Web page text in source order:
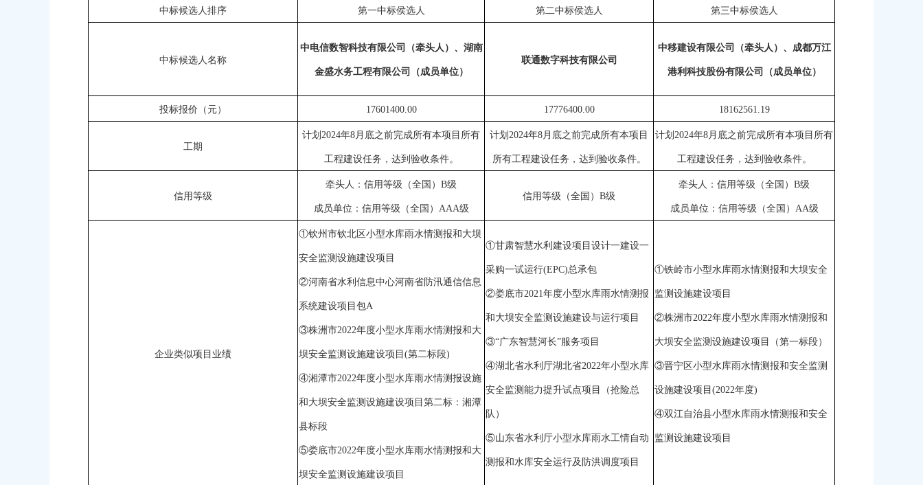
中标候选人排序 第一中标侯选人 第二中标侯选人 第三中标侯选人
中标候选人名称
中电信数智科技有限公司（牵头人）、湖南
金盛水务工程有限公司（成员单位）
联通数字科技有限公司
中移建设有限公司（牵头人）、成都万江
港利科技股份有限公司（成员单位）
投标报价（元） 17601400.00 17776400.00 18162561.19
工期
计划 2024年8月底之前完成所有本项目所有
工程建设任务，达到验收条件。
计划 2024年8月底之前完成所有本项目
所有工程建设任务，达到验收条件。
计划 2024年8月底之前完成所有本项目所有
工程建设任务，达到验收条件。
信用等级
牵头人：信用等级（全国） B级
成员单位：信用等级（全国） AAA级
信用等级（全国） B级
牵头人：信用等级（全国） B级
成员单位：信用等级（全国） AA级
企业类似项目业绩
①钦州市钦北区小型水库雨水情测报和大坝
安全监测设施建设项目
②河南省水利信息中心河南省防汛通信信息
系统建设项目包A
③株洲市2022年度小型水库雨水情测报和大
坝安全监测设施建设项目(第二标段)
④湘潭市2022年度小型水库雨水情测报设施
和大坝安全监测设施建设项目第二标：湘潭
县标段
⑤娄底市2022年度小型水库雨水情测报和大
坝安全监测设施建设项目
①甘肃智慧水利建设项目设计一建设一
采购一试运行(EPC)总承包
②娄底市2021年度小型水库雨水情测报
和大坝安全监测设施建设与运行项目
③“广东智慧河长”服务项目
④湖北省水利厅湖北省2022年小型水库
安全监测能力提升试点项目（抢险总
队）
⑤山东省水利厅小型水库雨水工情自动
测报和水库安全运行及防洪调度项目
①铁岭市小型水库雨水情测报和大坝安全
监测设施建设项目
②株洲市2022年度小型水库雨水情测报和
大坝安全监测设施建设项目（第一标段）
③晋宁区小型水库雨水情测报和安全监测
设施建设项目(2022年度)
④双江自治县小型水库雨水情测报和安全
监测设施建设项目